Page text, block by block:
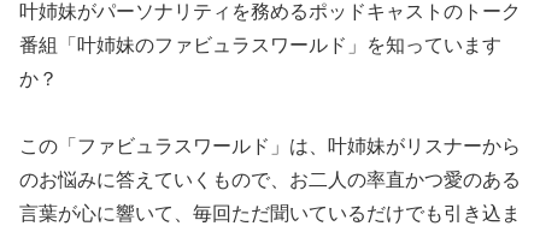
叶姉妹がパーソナリティを務めるポッドキャストのトーク
番組「叶姉妹のファビュラスワールド」を知っています
か？
この「ファビュラスワールド」は、叶姉妹がリスナーから
のお悩みに答えていくもので、お二人の率直かつ愛のある
言葉が心に響いて、毎回ただ聞いているだけでも引き込ま